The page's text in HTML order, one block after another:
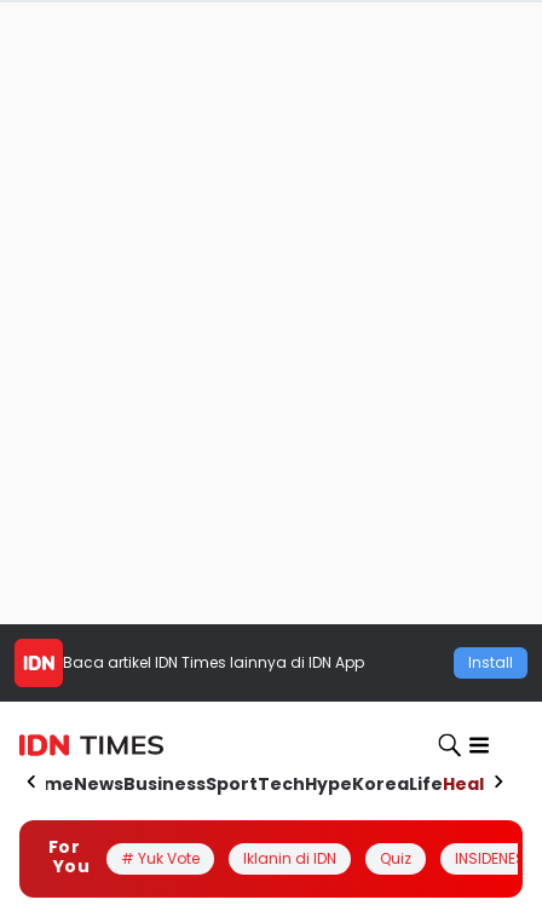
Baca artikel IDN Times lainnya di IDN App Install
HomeNewsBusinessSportTechHypeKoreaLifeHealth
For
You
# Yuk Vote Iklanin di IDN Quiz INSIDENESIA